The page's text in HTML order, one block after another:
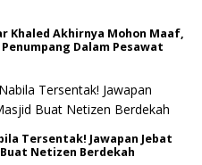
Khaled Akhirnya Mohon Maaf,
Penumpang Dalam Pesawat
Tersentak! Jawapan Jebat
Netizen Berdekah